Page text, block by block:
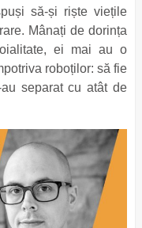
să-și riște viețile
Mânați de dorința
ei mai au o
roboților: să fie
separat cu atât de